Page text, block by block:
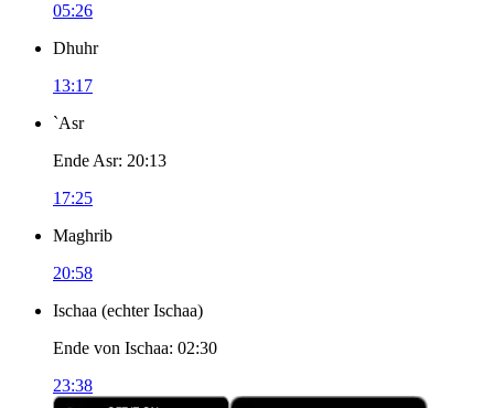
05:26
Dhuhr
13:17
`Asr
Ende Asr: 20:13
17:25
Maghrib
20:58
Ischaa (echter Ischaa)
Ende von Ischaa: 02:30
23:38